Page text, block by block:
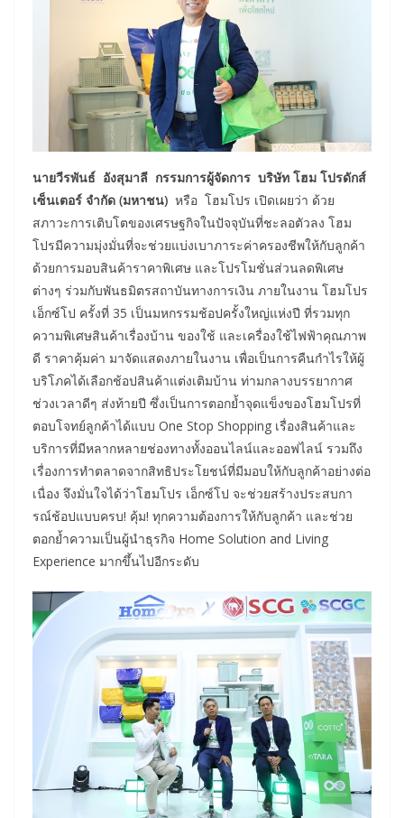
นายวีรพันธ์ อังสุมาลี กรรมการผู้จัดการ บริษัท โฮม โปรดักส์
เซ็นเตอร์ จำกัด (มหาชน) หรือ โฮมโปร เปิดเผยว่า ด้วย
สภาวะการเติบโตของเศรษฐกิจในปัจจุบันที่ชะลอตัวลง โฮม
โปรมีความมุ่งมั่นที่จะช่วยแบ่งเบาภาระค่าครองชีพให้กับลูกค้า
ด้วยการมอบสินค้าราคาพิเศษ และโปรโมชั่นส่วนลดพิเศษ
ต่างๆ ร่วมกับพันธมิตรสถาบันทางการเงิน ภายในงาน โฮมโปร
เอ็กซ์โป ครั้งที่ 35 เป็นมหกรรมช้อปครั้งใหญ่แห่งปี ที่รวมทุก
ความพิเศษสินค้าเรื่องบ้าน ของใช้ และเครื่องใช้ไฟฟ้าคุณภาพ
ดี ราคาคุ้มค่า มาจัดแสดงภายในงาน เพื่อเป็นการคืนกำไรให้ผู้
บริโภคได้เลือกช้อปสินค้าแต่งเติมบ้าน ท่ามกลางบรรยากาศ
ช่วงเวลาดีๆ ส่งท้ายปี ซึ่งเป็นการตอกย้ำจุดแข็งของโฮมโปรที่
ตอบโจทย์ลูกค้าได้แบบ One Stop Shopping เรื่องสินค้าและ
บริการที่มีหลากหลายช่องทางทั้งออนไลน์และออฟไลน์ รวมถึง
เรื่องการทำตลาดจากสิทธิประโยชน์ที่มีมอบให้กับลูกค้าอย่างต่อ
เนื่อง จึงมั่นใจได้ว่าโฮมโปร เอ็กซ์โป จะช่วยสร้างประสบกา
รณ์ช้อปแบบครบ! คุ้ม! ทุกความต้องการให้กับลูกค้า และช่วย
ตอกย้ำความเป็นผู้นำธุรกิจ Home Solution and Living
Experience มากขึ้นไปอีกระดับ